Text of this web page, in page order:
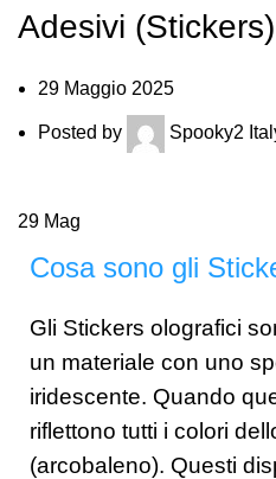
Adesivi
29 Maggio 2025
Posted by Spooky2
29 Mag
Cosa sono gli
Gli Stickers olografici
un materiale con uno
iridescente. Quando
riflettono tutti i colori
(arcobaleno). Questi